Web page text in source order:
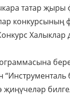
татар җыры
конкурсының
Халыклар
“Инструменталь